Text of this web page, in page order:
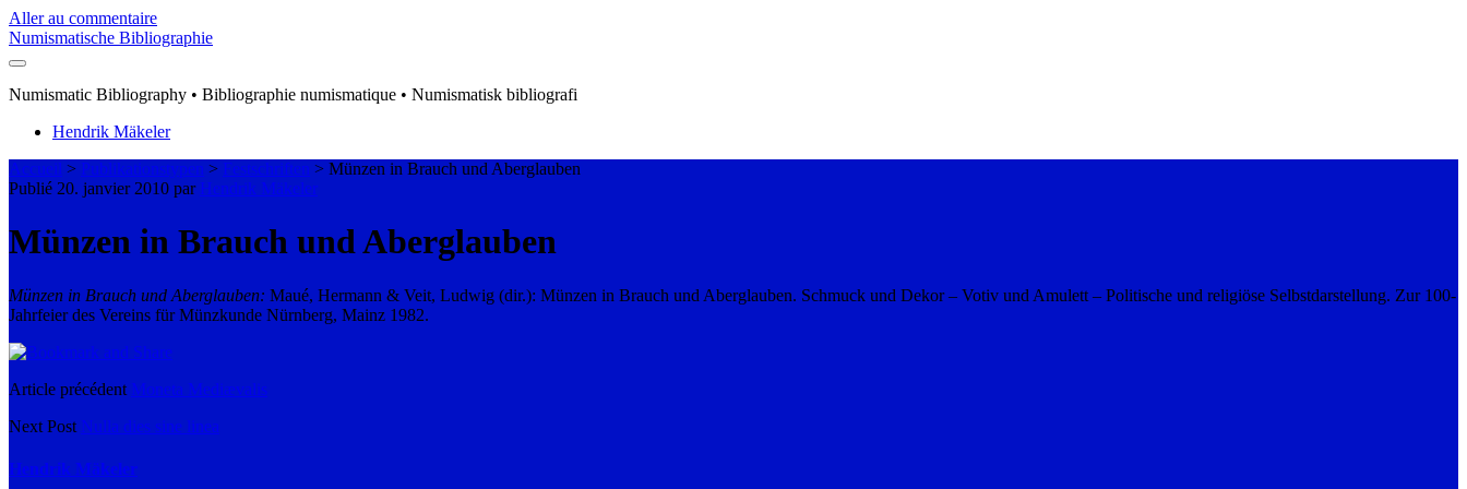
Aller au commentaire
Numismatische Bibliographie
Numismatic Bibliography • Bibliographie numismatique • Numismatisk bibliografi
Hendrik Mäkeler
Accueil > Publikationstypen > Festschriften > Münzen in Brauch und Aberglauben
Publié 20. janvier 2010 par Hendrik Mäkeler
Münzen in Brauch und Aberglauben
Münzen in Brauch und Aberglauben: Maué, Hermann & Veit, Ludwig (dir.): Münzen in Brauch und Aberglauben. Schmuck und Dekor – Votiv und Amulett – Politische und religiöse Selbstdarstellung. Zur 100-
Jahrfeier des Vereins für Münzkunde Nürnberg, Mainz 1982.
Article précédent Moneta Mediævalis
Next Post Nulla dies sine linea
Hendrik Mäkeler